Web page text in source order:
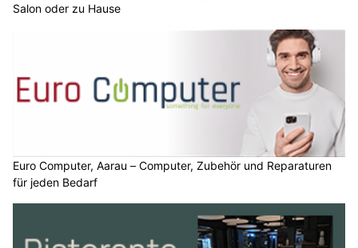
Salon oder zu Hause
Euro Computer, Aarau – Computer, Zubehör und Reparaturen
für jeden Bedarf